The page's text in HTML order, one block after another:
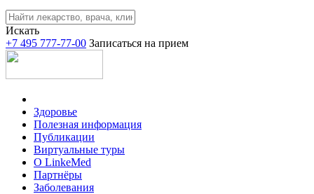
Искать
+7 495 777-77-00 Записаться на прием
Здоровье
Полезная информация
Публикации
Виртуальные туры
О LinkeMed
Партнёры
Заболевания